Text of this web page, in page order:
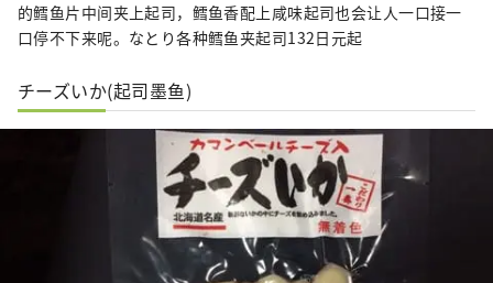
的鳕鱼片中间夹上起司，鳕鱼香配上咸味起司也会让人一口接一
口停不下来呢。なとり各种鳕鱼夹起司132日元起
チーズいか(起司墨鱼)